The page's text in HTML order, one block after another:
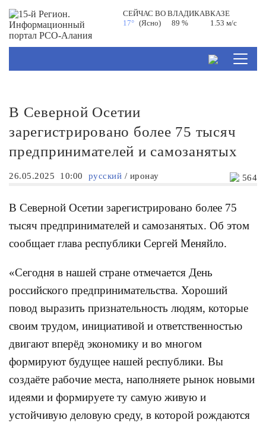
СЕЙЧАС ВОВЛАДИКАВКАЗЕ
17° (Ясно) 89 % 1.53 м/с
В Северной Осетии
зарегистрировано более 75 тысяч
предпринимателей и самозанятых
26.05.2025 10:00 русский / иронау 564
В Северной Осетии зарегистрировано более 75
тысяч предпринимателей и самозанятых. Об этом
сообщает глава республики Сергей Меняйло.
«Сегодня в нашей стране отмечается День
российского предпринимательства. Хороший
повод выразить признательность людям, которые
своим трудом, инициативой и ответственностью
двигают вперёд экономику и во многом
формируют будущее нашей республики. Вы
создаёте рабочие места, наполняете рынок новыми
идеями и формируете ту самую живую и
устойчивую деловую среду, в которой рождаются